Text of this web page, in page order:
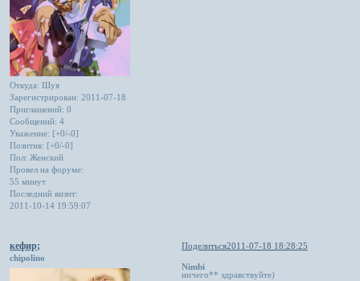
Откуда: Шуя
Зарегистрирован: 2011-07-18
Приглашений: 0
Сообщений: 4
Уважение: [+0/-0]
Позитив: [+0/-0]
Пол: Женский
Провел на форуме:
55 минут
Последний визит:
2011-10-14 19:59:07
Поделиться2011-07-18 18:28:25
кефир;
chipolino
Nimbi
ничего** здравствуйте)